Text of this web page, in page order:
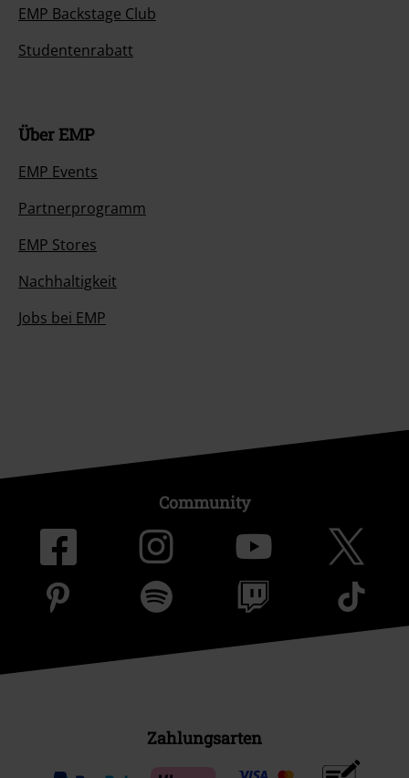
EMP Backstage Club
Studentenrabatt
Über EMP
EMP Events
Partnerprogramm
EMP Stores
Nachhaltigkeit
Jobs bei EMP
Community
Zahlungsarten